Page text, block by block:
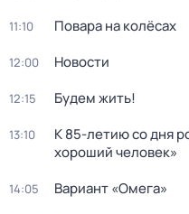
11:10 Повара на колёсах
12:00 Новости
12:15 Будем жить!
13:10
К 85-летию со дня
хороший человек»
14:05 Вариант «Омега»